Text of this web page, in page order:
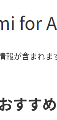
が含まれま
すす